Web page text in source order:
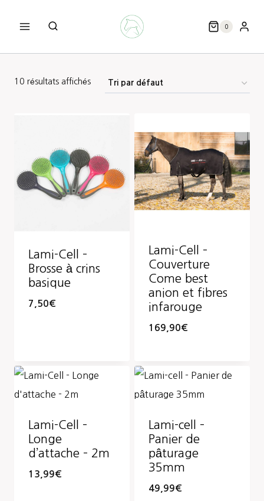
0
10 résultats affichés
Lami-Cell –
Brosse à crins
basique
7,50€
Lami-Cell –
Couverture
Come best
anion et fibres
infarouge
169,90€
Lami-Cell –
Longe
d’attache – 2m
13,99€
Lami-cell –
Panier de
pâturage
35mm
49,99€